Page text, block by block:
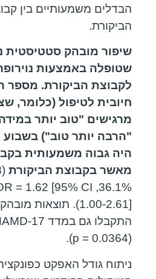
הבדלים משמעותיים בין
הביקורת.
שיפור מובהק סטטיסטית
שטופלה באמצעות
לקבוצת הביקורת. מספר
חיובית לטיפול (כלומר,
מרגישים "טוב יותר במידה
היה גבוה משמעותית
מאשר בקבוצת הביקורת
OR = 1.62 [95% CI
1.00-2.61]). תוצאות
(p = 0.0364).
ניתוח גודל האפקט